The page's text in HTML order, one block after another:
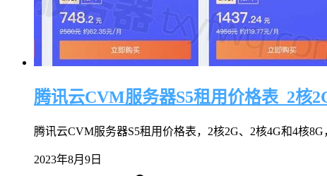
腾讯云CVM服务器S5租用价格表_2核
腾讯云CVM服务器S5租用价格表，2核2G、2核4G和4核
2023年8月9日